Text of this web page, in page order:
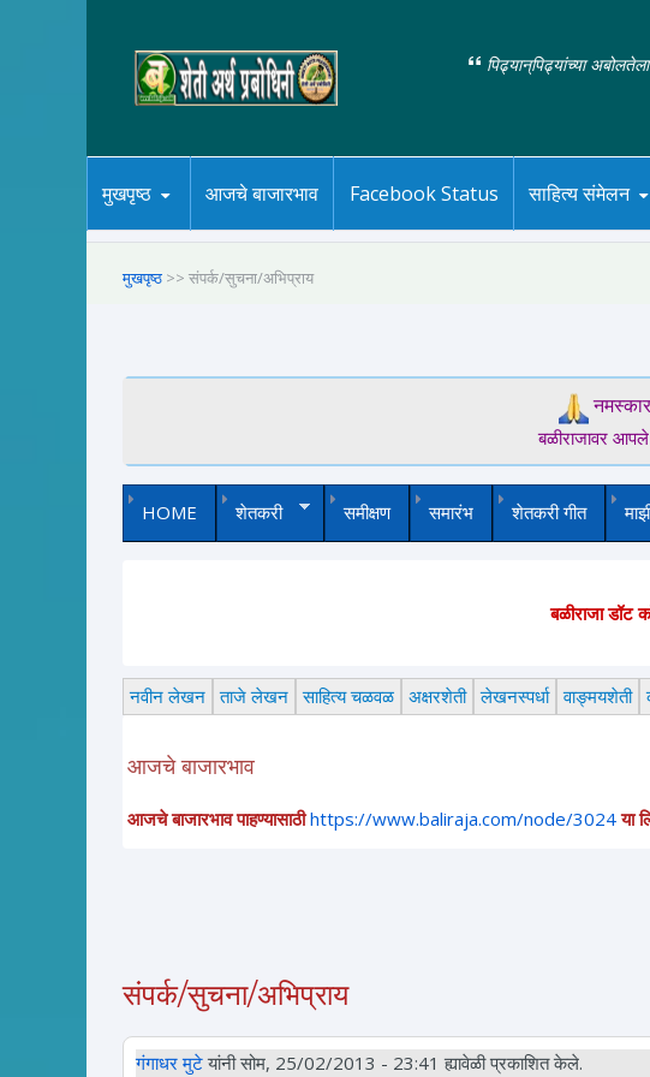
पिढ्यान्‌पिढ्यांच्या
मुखपृष्ठ आजचे बाजारभाव Facebook Status साहित्य संमेलन
मुखपृष्ठ >> संपर्क/सुचना/अभिप्राय
बळीराजावर
HOME शेतकरी समीक्षण समारंभ शेतकरी गीत
लेख,
बळीराजा डॉट
नवीन लेखन ताजे लेखन साहित्य चळवळ अक्षरशेती लेखनस्पर्धा वाङ्मयशेती
आजचे बाजारभाव
आजचे बाजारभाव पाहण्यासाठी https://www.baliraja.com/node/3024 या
संपर्क/सुचना/अभिप्राय
गंगाधर मुटेयांनी सोम, 25/02/2013 - 23:41 ह्यावेळी प्रकाशित केले.